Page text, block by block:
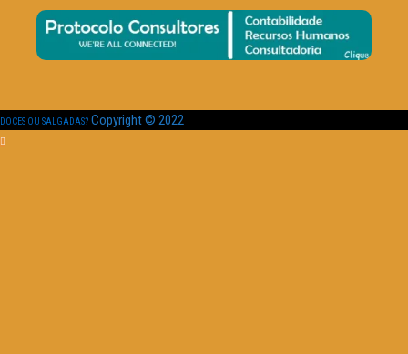
DOCES OU SALGADAS? Copyright © 2022